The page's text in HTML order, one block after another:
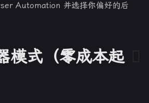
Automation 并选择你偏好的后
模式（零成本起